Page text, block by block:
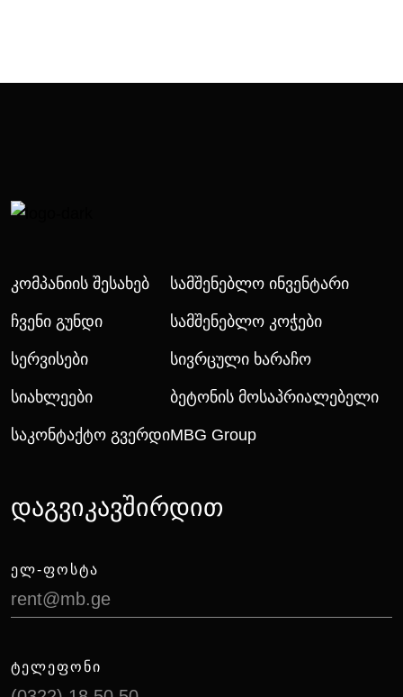
Კომპანიის Შესახებ
Ჩვენი Გუნდი
Სერვისები
Სიახლეები
Საკონტაქტო Გვერდი
Სამშენებლო Ინვენტარი
Სამშენებლო Კოჭები
Სივრცული Ხარაჩო
Ბეტონის Მოსაპრიალებელი
MBG Group
დაგვიკავშირდით
ᲔᲚ-ᲤᲝᲡᲢᲐ
rent@mb.ge
ᲢᲔᲚᲔᲤᲝᲜᲘ